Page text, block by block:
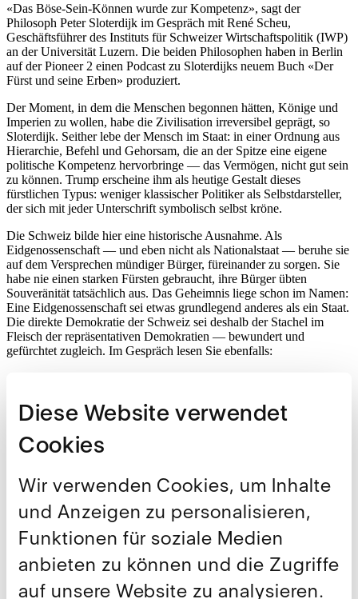
Diese Website verwendet
Cookies
Wir verwenden Cookies, um Inhalte
und Anzeigen zu personalisieren,
Funktionen für soziale Medien
anbieten zu können und die Zugriffe
auf unsere Website zu analysieren.
«Das Böse-Sein-Können wurde zur Kompetenz», sagt der
Philosoph Peter Sloterdijk im Gespräch mit René Scheu,
Geschäftsführer des Instituts für Schweizer Wirtschaftspolitik (IWP)
an der Universität Luzern. Die beiden Philosophen haben in Berlin
auf der Pioneer 2 einen Podcast zu Sloterdijks neuem Buch «Der
Fürst und seine Erben» produziert.
Der Moment, in dem die Menschen begonnen hätten, Könige und
Imperien zu wollen, habe die Zivilisation irreversibel geprägt, so
Sloterdijk. Seither lebe der Mensch im Staat: in einer Ordnung aus
Hierarchie, Befehl und Gehorsam, die an der Spitze eine eigene
politische Kompetenz hervorbringe — das Vermögen, nicht gut sein
zu können. Trump erscheine ihm als heutige Gestalt dieses
fürstlichen Typus: weniger klassischer Politiker als Selbstdarsteller,
der sich mit jeder Unterschrift symbolisch selbst kröne.
Die Schweiz bilde hier eine historische Ausnahme. Als
Eidgenossenschaft — und eben nicht als Nationalstaat — beruhe sie
auf dem Versprechen mündiger Bürger, füreinander zu sorgen. Sie
habe nie einen starken Fürsten gebraucht, ihre Bürger übten
Souveränität tatsächlich aus. Das Geheimnis liege schon im Namen:
Eine Eidgenossenschaft sei etwas grundlegend anderes als ein Staat.
Die direkte Demokratie der Schweiz sei deshalb der Stachel im
Fleisch der repräsentativen Demokratien — bewundert und
gefürchtet zugleich. Im Gespräch lesen Sie ebenfalls:
Weshalb konstitutionelle Monarchien die «Peinlichkeit der
Präsidentenwahlen» ersparen
Wie der «stille Staatsstreich» des 20. Jahrhunderts die
amerikanische Demokratie verändert hat
Unterstützung eine mögliche dritte Option zwischen hilflosem
Liberalismus und dummdreister Illiberalität sieht
Weiterführende Links
Hier geht's zum Podcast